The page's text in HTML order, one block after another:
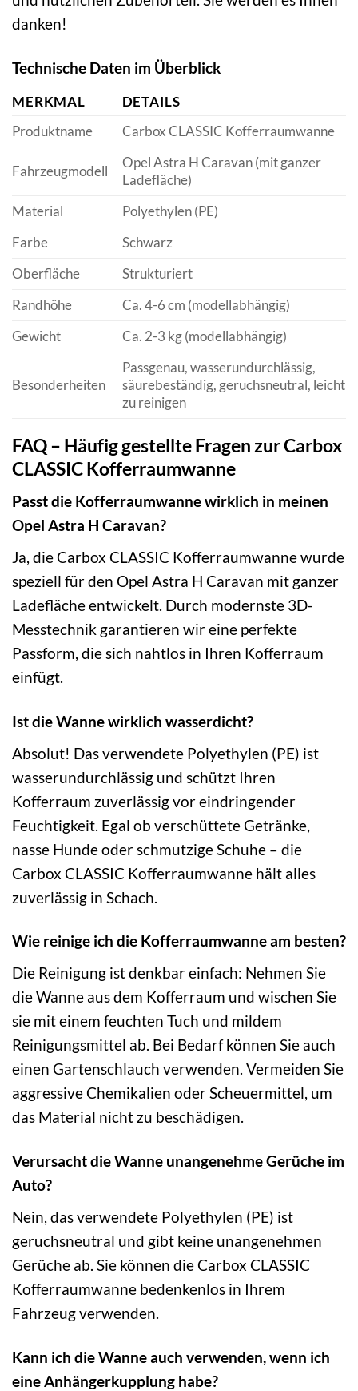
danken!
Technische Daten im Überblick
MERKMAL
DETAILS
Produktname
Carbox CLASSIC Kofferraumwanne
Fahrzeugmodell
Opel Astra H Caravan (mit ganzer
Ladefläche)
Material
Polyethylen (PE)
Farbe
Schwarz
Oberfläche
Strukturiert
Randhöhe
Ca. 4-6 cm (modellabhängig)
Gewicht
Ca. 2-3 kg (modellabhängig)
Besonderheiten
Passgenau, wasserundurchlässig,
säurebeständig, geruchsneutral, leicht
zu reinigen
FAQ – Häufig gestellte Fragen zur Carbox
CLASSIC Kofferraumwanne
Passt die Kofferraumwanne wirklich in meinen
Opel Astra H Caravan?
Ja, die Carbox CLASSIC Kofferraumwanne wurde
speziell für den Opel Astra H Caravan mit ganzer
Ladefläche entwickelt. Durch modernste 3D-
Messtechnik garantieren wir eine perfekte
Passform, die sich nahtlos in Ihren Kofferraum
einfügt.
Ist die Wanne wirklich wasserdicht?
Absolut! Das verwendete Polyethylen (PE) ist
wasserundurchlässig und schützt Ihren
Kofferraum zuverlässig vor eindringender
Feuchtigkeit. Egal ob verschüttete Getränke,
nasse Hunde oder schmutzige Schuhe – die
Carbox CLASSIC Kofferraumwanne hält alles
zuverlässig in Schach.
Wie reinige ich die Kofferraumwanne am besten?
Die Reinigung ist denkbar einfach: Nehmen Sie
die Wanne aus dem Kofferraum und wischen Sie
sie mit einem feuchten Tuch und mildem
Reinigungsmittel ab. Bei Bedarf können Sie auch
einen Gartenschlauch verwenden. Vermeiden Sie
aggressive Chemikalien oder Scheuermittel, um
das Material nicht zu beschädigen.
Verursacht die Wanne unangenehme Gerüche im
Auto?
Nein, das verwendete Polyethylen (PE) ist
geruchsneutral und gibt keine unangenehmen
Gerüche ab. Sie können die Carbox CLASSIC
Kofferraumwanne bedenkenlos in Ihrem
Fahrzeug verwenden.
Kann ich die Wanne auch verwenden, wenn ich
eine Anhängerkupplung habe?